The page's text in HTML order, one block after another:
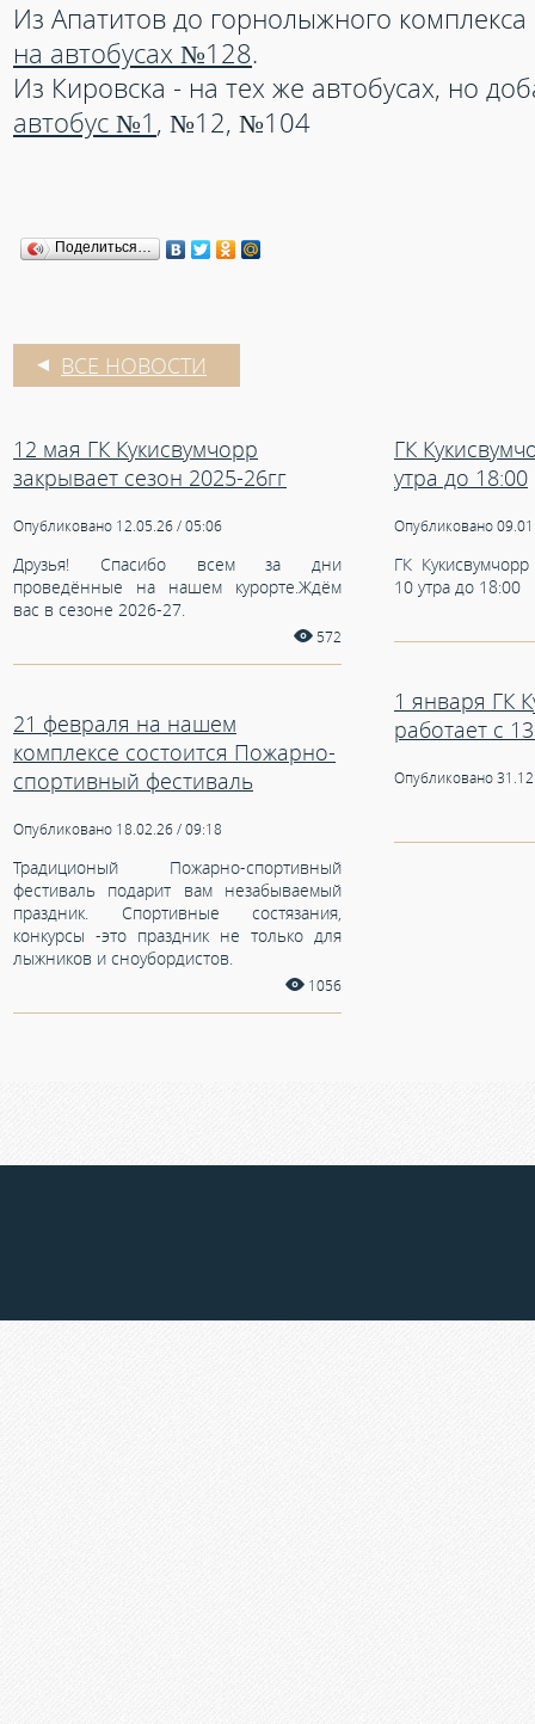
Из Апатитов до горнолыжного
на автобусах №128.
Из Кировска - на тех же автобусах, но
автобус №1 , №12, №104
Поделиться…
ВСЕ НОВОСТИ
12 мая ГК Кукисвумчорр
закрывает сезон 2025-26гг
Опубликовано 12.05.26 / 05:06
Друзья! Спасибо всем за дни
проведённые на нашем курорте.Ждём
вас в сезоне 2026-27.
572
21 февраля на нашем
комплексе состоится Пожарно-
спортивный фестиваль
Опубликовано 18.02.26 / 09:18
Традиционый Пожарно-спортивный
фестиваль подарит вам незабываемый
праздник. Спортивные состязания,
конкурсы -это праздник не только для
лыжников и сноубордистов.
1056
ГК
утра до 18:00
Опубликовано
ГК
10 утра до 18:00
1 января ГК
работает с
Опубликовано